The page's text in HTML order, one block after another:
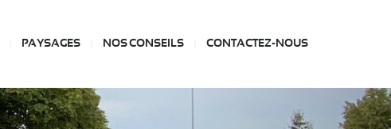
PAYSAGES NOS CONSEILS CONTACTEZ-NOUS